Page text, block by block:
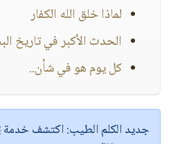
لماذا خلق الله الكفار
الحدث الأكبر في تاريخ
كل يوم هو في شأن..
جديد الكلم الطيب:اكتشف خدمة